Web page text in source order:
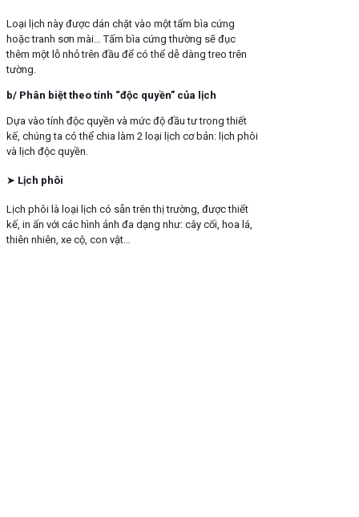
Loại lịch này được dán chặt vào một tấm bìa cứng
hoặc tranh sơn mài… Tấm bìa cứng thường sẽ đục
thêm một lỗ nhỏ trên đầu để có thể dễ dàng treo trên
tường.
b/ Phân biệt theo tính “độc quyền” của lịch
Dựa vào tính độc quyền và mức độ đầu tư trong thiết
kế, chúng ta có thể chia làm 2 loại lịch cơ bản: lịch phôi
và lịch độc quyền.
➤ Lịch phôi
Lịch phôi là loại lịch có sẵn trên thị trường, được thiết
kế, in ấn với các hình ảnh đa dạng như: cây cối, hoa lá,
thiên nhiên, xe cộ, con vật…